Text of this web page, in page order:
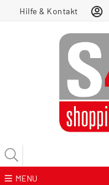
Hilfe & Kontakt
MENU